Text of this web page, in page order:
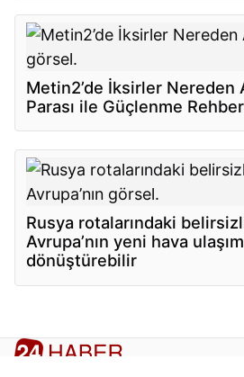
Metin2’de İksirler Nereden
Parası ile Güçlenme
Rusya rotalarındaki
Avrupa’nın yeni hava
dönüştürebilir